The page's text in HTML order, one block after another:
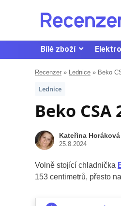
Bílé zboží
Recenzer » Lednice » Beko
Lednice
Beko CSA
Kateřina Horáková
25.8.2024
Volně stojící chladnička
153 centimetrů, přesto